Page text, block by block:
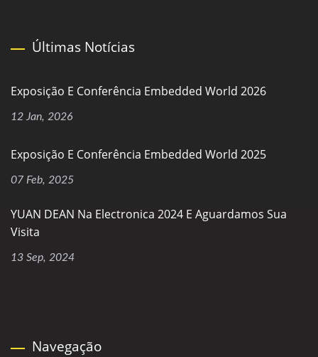
Últimas Notícias
Exposição E Conferência Embedded World 2026
12 Jan, 2026
Exposição E Conferência Embedded World 2025
07 Feb, 2025
YUAN DEAN Na Electronica 2024 E Aguardamos Sua
Visita
13 Sep, 2024
Navegação